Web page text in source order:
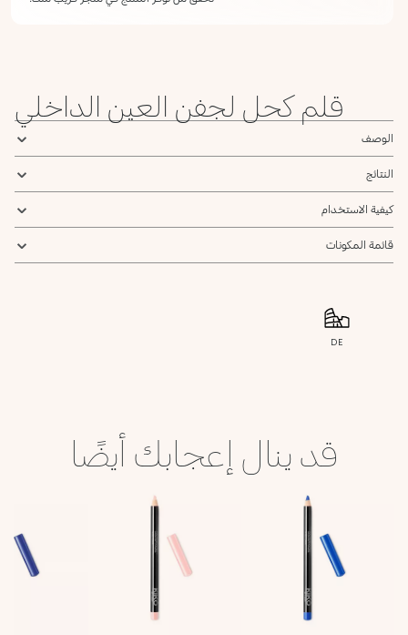
قلم كحل لجفن العين الداخلي
الوصف
النتائج
كيفية الاستخدام
قائمة المكونات
DE
قد ينال إعجابك أيضًا